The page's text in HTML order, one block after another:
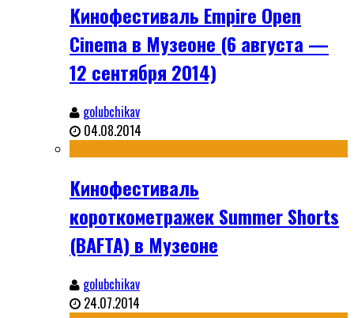
Кинофестиваль Empire Open
Cinema в Музеоне (6 августа —
12 сентября 2014)
golubchikav
04.08.2014
Кинофестиваль
короткометражек Summer Shorts
(BAFTA) в Музеоне
golubchikav
24.07.2014